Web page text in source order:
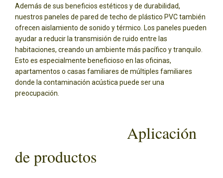
Además de sus beneficios estéticos y de durabilidad,
nuestros paneles de pared de techo de plástico PVC también
ofrecen aislamiento de sonido y térmico. Los paneles pueden
ayudar a reducir la transmisión de ruido entre las
habitaciones, creando un ambiente más pacífico y tranquilo.
Esto es especialmente beneficioso en las oficinas,
apartamentos o casas familiares de múltiples familiares
donde la contaminación acústica puede ser una
preocupación.
Aplicación
de productos